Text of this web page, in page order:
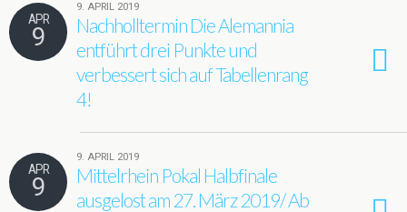
APR
9
9. APRIL 2019
Nachholltermin Die Alemannia
entführt drei Punkte und
verbessert sich auf Tabellenrang
4!
APR
9
9. APRIL 2019
Mittelrhein Pokal Halbfinale
ausgelost am 27. März 2019/ Ab